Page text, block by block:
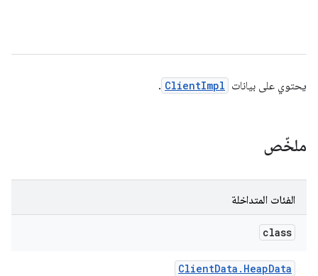
يحتوي على بيانات ClientImpl
.
ملخّص
الفئات المتداخلة
class
ClientData . HeapData